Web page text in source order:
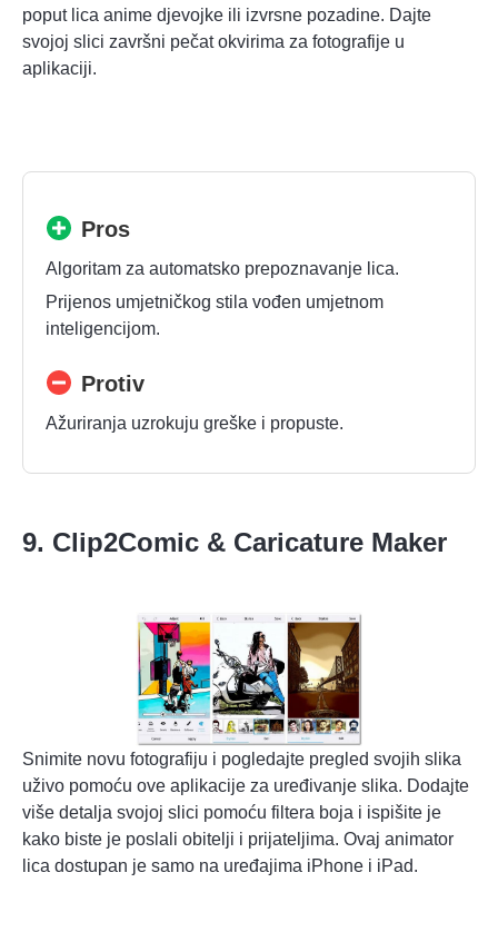
poput lica anime djevojke ili izvrsne pozadine. Dajte
svojoj slici završni pečat okvirima za fotografije u
aplikaciji.
Pros
Algoritam za automatsko prepoznavanje lica.
Prijenos umjetničkog stila vođen umjetnom
inteligencijom.
Protiv
Ažuriranja uzrokuju greške i propuste.
9. Clip2Comic & Caricature Maker
Snimite novu fotografiju i pogledajte pregled svojih slika
uživo pomoću ove aplikacije za uređivanje slika. Dodajte
više detalja svojoj slici pomoću filtera boja i ispišite je
kako biste je poslali obitelji i prijateljima. Ovaj animator
lica dostupan je samo na uređajima iPhone i iPad.